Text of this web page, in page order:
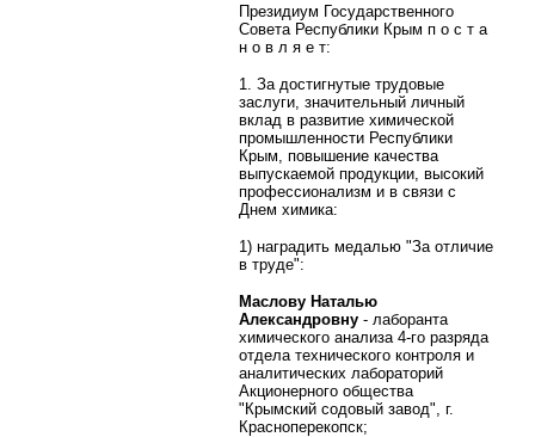
Президиум Государственного
Совета Республики Крым п о с т а
н о в л я е т:
1. За достигнутые трудовые
заслуги, значительный личный
вклад в развитие химической
промышленности Республики
Крым, повышение качества
выпускаемой продукции, высокий
профессионализм и в связи с
Днем химика:
1) наградить медалью "За отличие
в труде":
Маслову Наталью
Александровну - лаборанта
химического анализа 4-го разряда
отдела технического контроля и
аналитических лабораторий
Акционерного общества
"Крымский содовый завод", г.
Красноперекопск;